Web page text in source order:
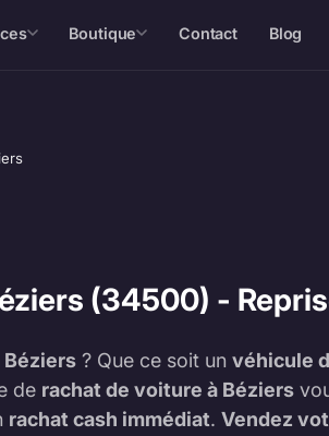
Boutique Contact Blog
(34500) -
? Que ce soit un véhicule
de rachat de voiture à Béziers
rachat cash immédiat. Vendez